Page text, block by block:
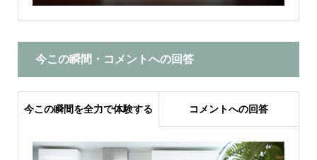
今この瞬間・コメントへの回答
今この瞬間を全力で体験する コメントへの回答